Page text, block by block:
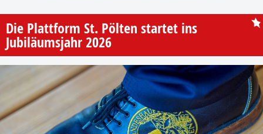
Die Plattform St. Pölten startet ins
Jubiläumsjahr 2026